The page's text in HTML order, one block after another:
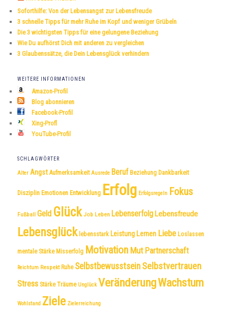
n
Soforthilfe: Von der Lebensangst zur Lebensfreude
3 schnelle Tipps für mehr Ruhe im Kopf und weniger Grübeln
Die 3 wichtigsten Tipps für eine gelungene Beziehung
Wie Du aufhörst Dich mit anderen zu vergleichen
3 Glaubenssätze, die Dein Lebensglück verhindern
WEITERE INFORMATIONEN
Amazon-Profil
Blog abonnieren
Facebook-Profil
Xing-Profl
YouTube-Profil
SCHLAGWÖRTER
Alter Angst Aufmerksamkeit Ausrede Beruf Beziehung Dankbarkeit
Disziplin Emotionen Entwicklung Erfolg Erfolgsregeln Fokus
Fußball Geld Glück Job Leben Lebenserfolg Lebensfreude
Lebensglück lebensstark Leistung Lernen Liebe Loslassen
mentale Stärke Misserfolg Motivation Mut Partnerschaft
Reichtum Respekt Ruhe Selbstbewusstsein Selbstvertrauen
Stress Stärke Träume Unglück VeränderungWachstum
Wohlstand Ziele Zielerreichung